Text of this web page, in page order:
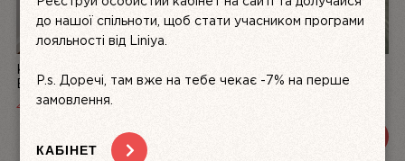
КОМПЛЕКТ ЖІНОЧОЇ
БІЛИЗНИ З АТЛАСУ ТА
МЕРЕЖИВА LA PERLE,
4999 UAH
ПЕРЕГЛЯНУТИ
ЖІНОЧОЇ БІЛИЗНИ З
до нашої спільноти, щоб стати учасником програми
лояльності від Liniya.
P.s. Доречі, там вже на тебе чекає -7% на перше
замовлення.
КАБІНЕТ